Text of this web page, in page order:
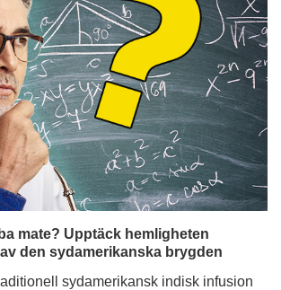
mate? Upptäck hemligheten
den sydamerikanska brygden
sydamerikansk indisk infusion